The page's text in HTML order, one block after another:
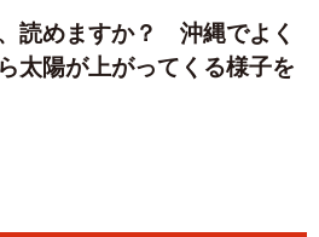
読めますか？ 沖縄でよく
太陽が上がってくる様子を